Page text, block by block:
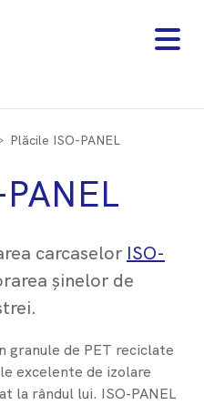
Plăcile ISO-PANEL
carcaselor ISO-
șinelor de
granule de PET reciclate
excelente de izolare
la rândul lui. ISO-PANEL